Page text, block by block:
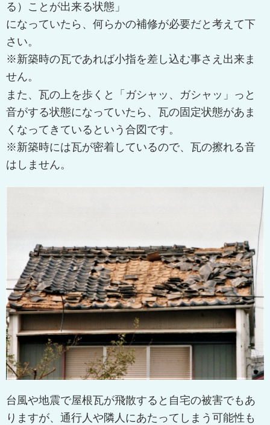
る）ことが出来る状態」
になっていたら、何らかの補修が必要だと考えて下
さい。
※新築時の瓦であれば小指を差し込む事さえ出来ま
せん。
また、瓦の上を歩くと「ガシャッ、ガシャッ」っと
音がする状態になっていたら、瓦の固定状態があま
くなってきているという合図です。
※新築時には瓦が密着しているので、瓦の擦れる音
はしません。
台風や地震で屋根瓦が飛散すると自宅の被害でもあ
りますが、通行人や隣人にあたってしまう可能性も